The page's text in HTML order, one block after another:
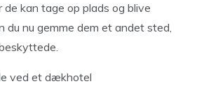
de kan tage op plads og blive
du nu gemme dem et andet sted,
ved et dækhotel